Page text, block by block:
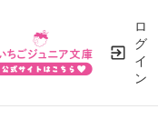
ロ
グ
イ
ン